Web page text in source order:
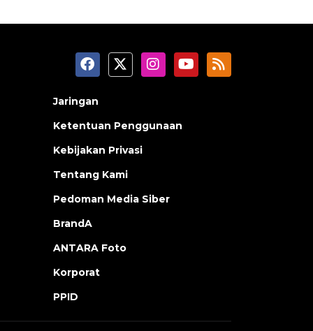
Jaringan
Ketentuan Penggunaan
Kebijakan Privasi
Tentang Kami
Pedoman Media Siber
BrandA
ANTARA Foto
Korporat
PPID